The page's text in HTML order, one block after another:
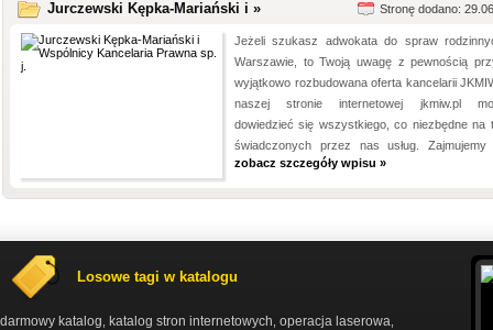
Jurczewski Kępka-Mariański i » Stronę dodano:
Jeżeli szukasz adwokata do spraw
Warszawie, to Twoją uwagę z pewnością
wyjątkowo rozbudowana oferta kancelarii
naszej stronie internetowej jkmiw.pl
dowiedzieć się wszystkiego, co niezbędne na
świadczonych przez nas usług. Zajmujemy
zobacz szczegóły wpisu »
Losowe tagi w katalogu
darmowy katalog katalog stron internetowych operacja laserowa